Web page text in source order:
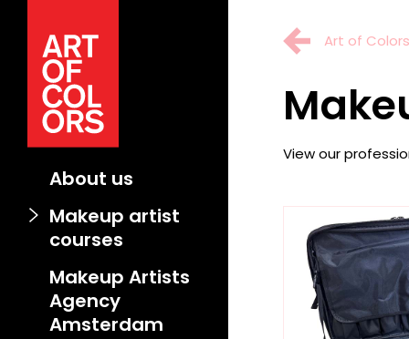
About us
Makeup artist
courses
Makeup Artists
Agency
Amsterdam
Art of
View our